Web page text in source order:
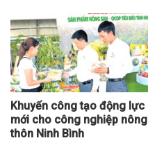
Khuyến công tạo động lực
mới cho công nghiệp nông
thôn Ninh Bình